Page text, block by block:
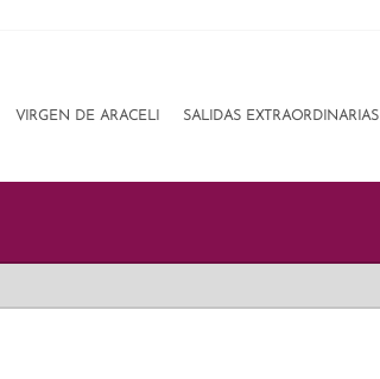
VIRGEN DE ARACELI SALIDAS EXTRAORDINARIAS